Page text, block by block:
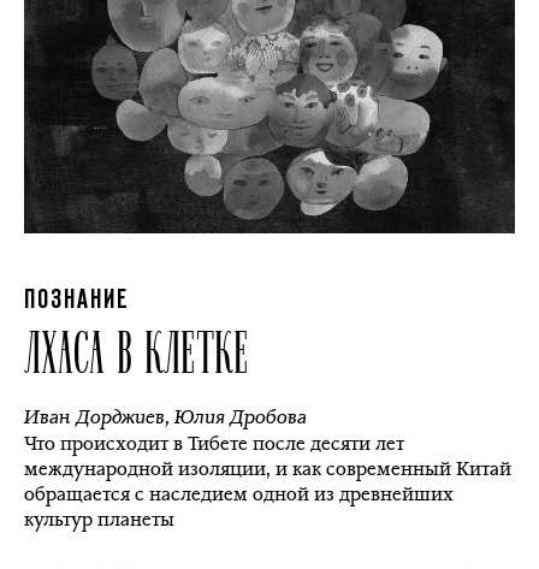
ПОЗНАНИЕ
ЛХАСА В КЛЕТКЕ
Иван Дорджиев,Юлия Дробова
Что происходит в Тибете после десяти лет
международной изоляции, и как современный Китай
обращается с наследием одной из древнейших
культур планеты